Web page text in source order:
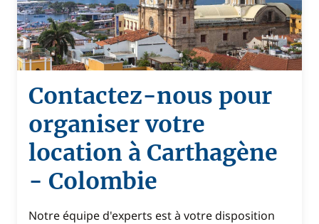
Contactez-nous pour
organiser votre
location à Carthagène
- Colombie
Notre équipe d'experts est à votre disposition